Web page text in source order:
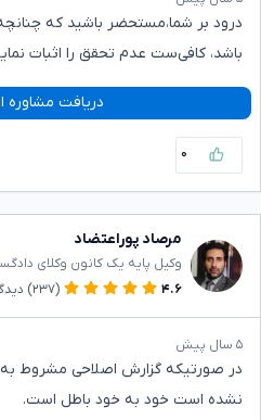
درود بر شما،مستحضر باشید که
باشد، کافی‌ست عدم تحقق را اثبات
دریافت مشاوره
۰
مرصاد پوراعتضاد
وکیل پایه یک کانون وکلای
۴.۶
(۲۳۷)
۵ سال پیش
در صورتیکه گزارش اصلاحی مشروط
نشده است خود به خود باطل است.